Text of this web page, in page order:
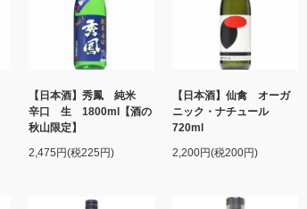
【日本酒】秀鳳 純米
辛口 生 1800ml【酒の
秋山限定】
2,475円(税225円)
【日本酒】仙禽 オーガ
ニック・ナチュール
720ml
2,200円(税200円)